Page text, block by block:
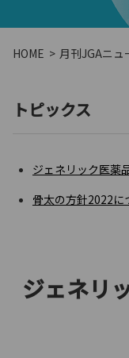
HOME 月刊JGAニュ
トピックス
ジェネリック医薬
骨太の方針2022に
ジェネリ